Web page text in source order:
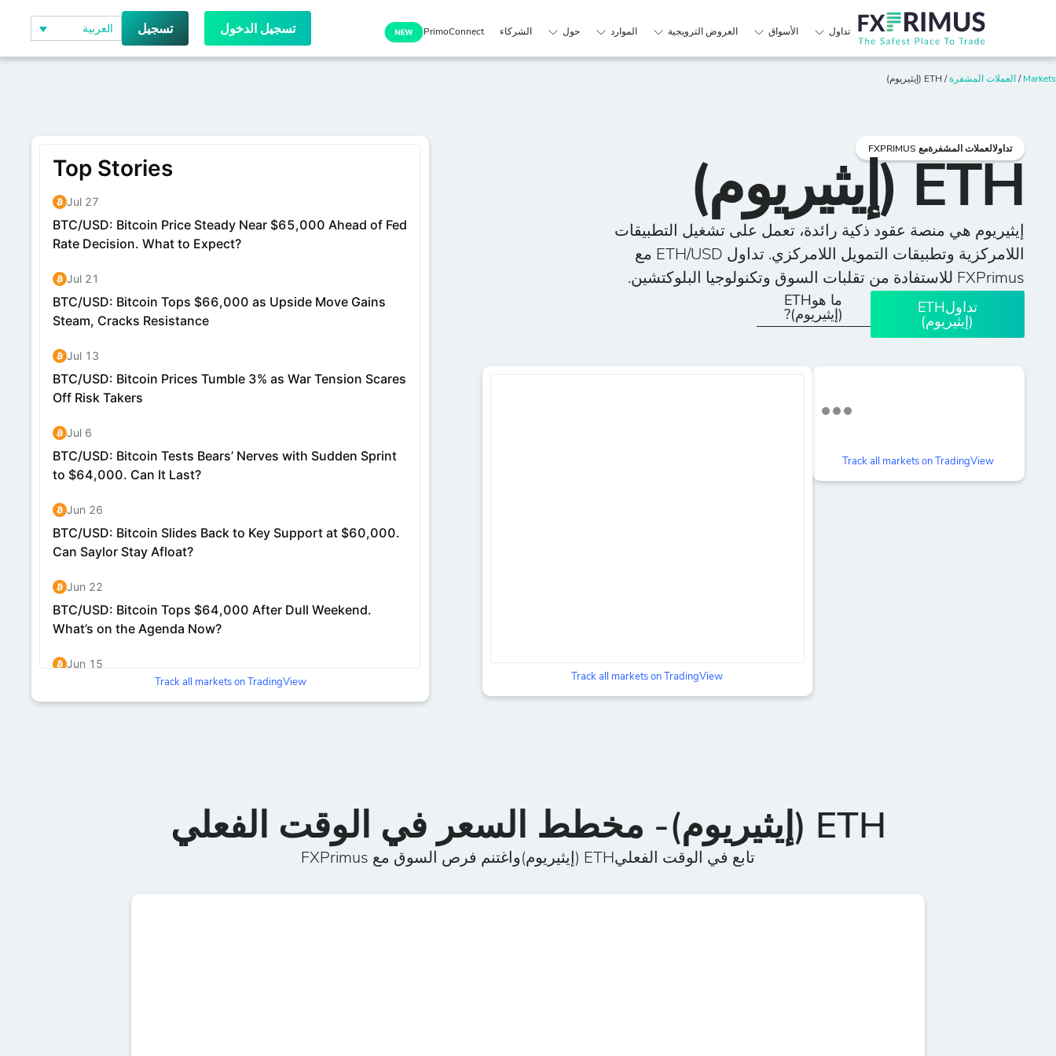
تداول الأسواق العروض الترويجية الموارد حول الشركاء PrimoConnect تسجيل الدخول تسجيل العربية
تداولالعملات المشفرةمع FXPRIMUS
ETH (إيثيريوم)
إيثيريوم هي منصة عقود ذكية رائدة، تعمل على تشغيل التطبيقات
اللامركزية وتطبيقات التمويل اللامركزي. تداول ETH/USD مع
FXPrimus للاستفادة من تقلبات السوق وتكنولوجيا البلوكتشين.
تداولETH
(إيثيريوم)
ما هوETH
(إيثيريوم)?
Track all markets on TradingView
Track all markets on TradingView
Track all markets on TradingView
Markets
/ العملات المشفرة/ ETH (إيثيريوم)
ETH (إيثيريوم)- مخطط السعر في الوقت الفعلي
تابع في الوقت الفعليETH (إيثيريوم)واغتنم فرص السوق مع FXPrimus